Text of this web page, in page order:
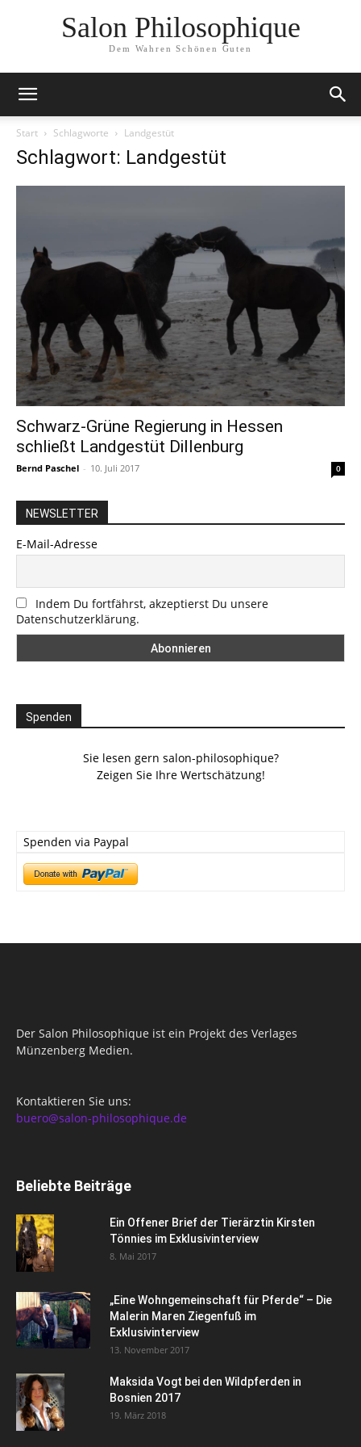
Salon Philosophique
Dem Wahren Schönen Guten
Start Schlagworte Landgestüt
Schlagwort: Landgestüt
Schwarz-Grüne Regierung in Hessen
schließt Landgestüt Dillenburg
Bernd Paschel - 10. Juli 2017 0
NEWSLETTER
E-Mail-Adresse
Indem Du fortfährst, akzeptierst Du unsere
Datenschutzerklärung.
Spenden
Sie lesen gern salon-philosophique?
Zeigen Sie Ihre Wertschätzung!
Spenden via Paypal
Der Salon Philosophique ist ein Projekt des Verlages
Münzenberg Medien.
Kontaktieren Sie uns:
buero@salon-philosophique.de
Beliebte Beiträge
Ein Offener Brief der Tierärztin Kirsten
Tönnies im Exklusivinterview
8. Mai 2017
„Eine Wohngemeinschaft für Pferde“ – Die
Malerin Maren Ziegenfuß im
Exklusivinterview
13. November 2017
Maksida Vogt bei den Wildpferden in
Bosnien 2017
19. März 2018